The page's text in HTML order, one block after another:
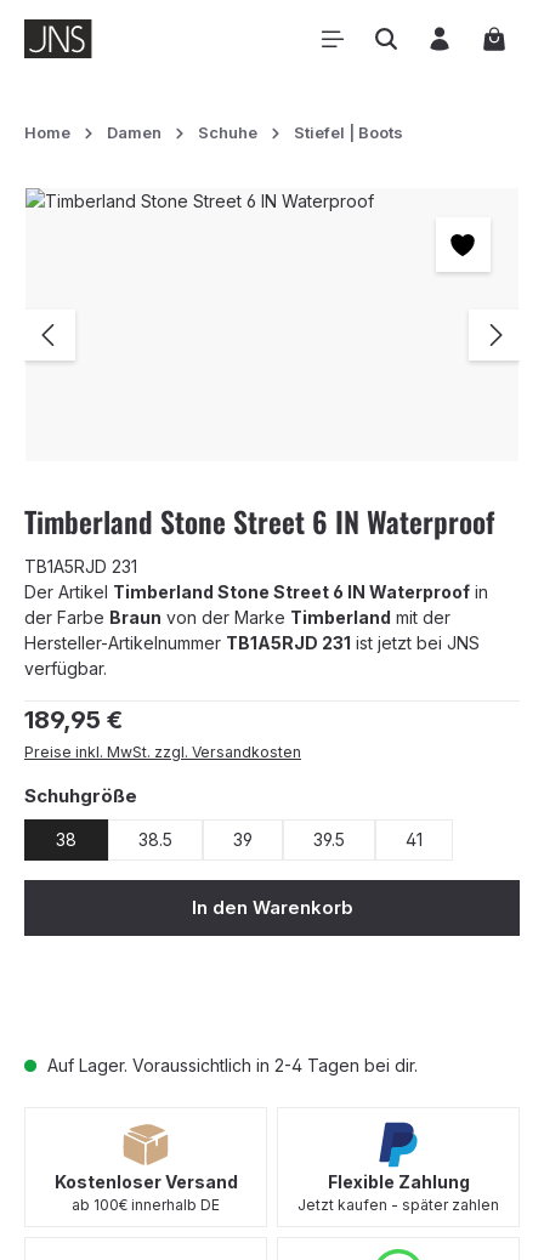
Zum Hauptinhalt springen
Home Damen Schuhe Stiefel | Boots
Bildergalerie überspringen
Timberland Stone Street 6 IN Waterproof
TB1A5RJD 231
Der Artikel Timberland Stone Street 6 IN Waterproof in
der Farbe Braun von der Marke Timberland mit der
Hersteller-Artikelnummer TB1A5RJD 231 ist jetzt bei JNS
verfügbar.
Regulärer Preis:
189,95 €
Preise inkl. MwSt. zzgl. Versandkosten
Auf Lager. Voraussichtlich in 2-4 Tagen bei dir.
Schuhgröße
38 38.5 39 39.5 41
In den Warenkorb
Kostenloser Versand
ab 100€ innerhalb DE
Flexible Zahlung
Jetzt kaufen - später zahlen